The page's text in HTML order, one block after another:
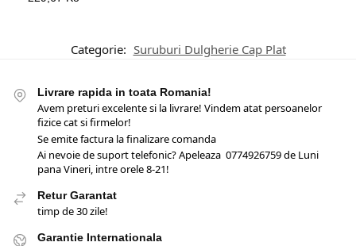
Categorie: Suruburi Dulgherie Cap Plat
Livrare rapida in toata Romania!
Avem preturi excelente si la livrare! Vindem atat persoanelor
fizice cat si firmelor!
Se emite factura la finalizare comanda
Ai nevoie de suport telefonic? Apeleaza 0774926759 de Luni
pana Vineri, intre orele 8-21!
Retur Garantat
timp de 30 zile!
Garantie Internationala